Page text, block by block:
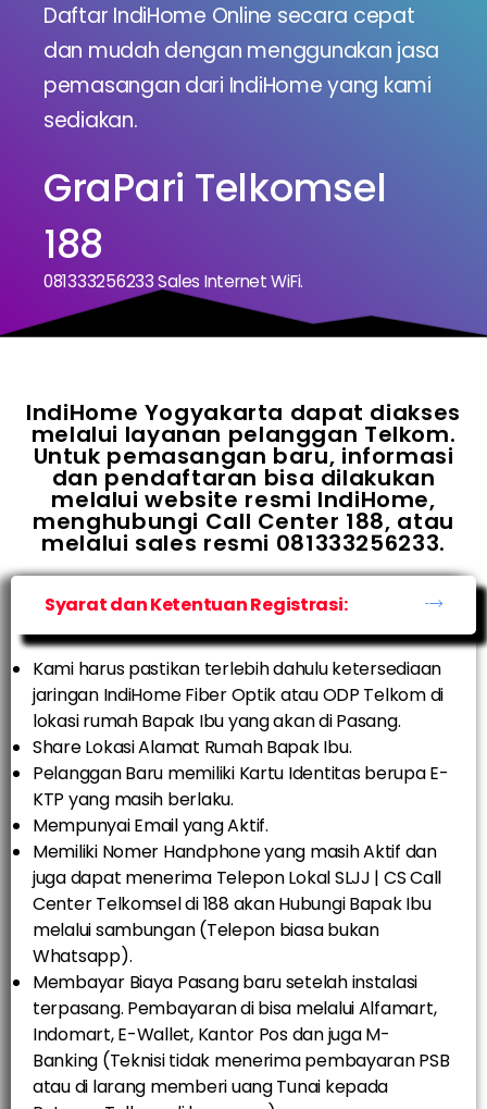
Daftar IndiHome Online secara cepat
dan mudah dengan menggunakan jasa
pemasangan dari IndiHome yang kami
sediakan.
GraPari Telkomsel
188
081333256233 Sales Internet WiFi.
IndiHome Yogyakarta dapat diakses
melalui layanan pelanggan Telkom.
Untuk pemasangan baru, informasi
dan pendaftaran bisa dilakukan
melalui website resmi IndiHome,
menghubungi Call Center 188, atau
melalui sales resmi 081333256233.
Syarat dan Ketentuan Registrasi:
Kami harus pastikan terlebih dahulu ketersediaan
jaringan IndiHome Fiber Optik atau ODP Telkom di
lokasi rumah Bapak Ibu yang akan di Pasang.
Share Lokasi Alamat Rumah Bapak Ibu.
Pelanggan Baru memiliki Kartu Identitas berupa E-
KTP yang masih berlaku.
Mempunyai Email yang Aktif.
Memiliki Nomer Handphone yang masih Aktif dan
juga dapat menerima Telepon Lokal SLJJ | CS Call
Center Telkomsel di 188 akan Hubungi Bapak Ibu
melalui sambungan (Telepon biasa bukan
Whatsapp).
Membayar Biaya Pasang baru setelah instalasi
terpasang. Pembayaran di bisa melalui Alfamart,
Indomart, E-Wallet, Kantor Pos dan juga M-
Banking (Teknisi tidak menerima pembayaran PSB
atau di larang memberi uang Tunai kepada